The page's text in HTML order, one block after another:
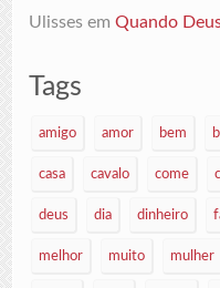
Ulisses emQuando
Tags
amigo amor bem
casa cavalo come
deus dia dinheiro
melhor muito mulher